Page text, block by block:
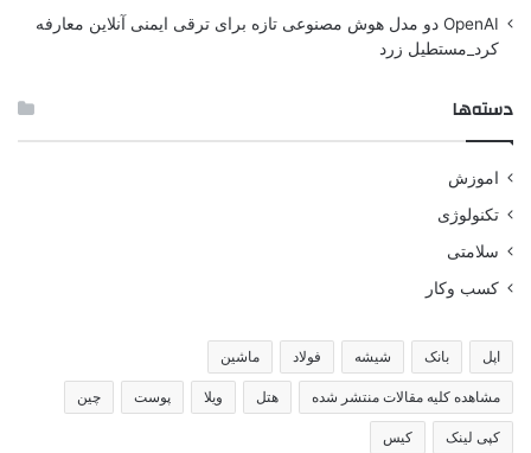
OpenAI دو مدل هوش مصنوعی تازه برای ترقی ایمنی آنلاین معارفه
کرد_مستطیل زرد
دسته‌ها
اموزش
تکنولوژی
سلامتی
کسب وکار
اپل بانک شیشه فولاد ماشین
مشاهده کلیه مقالات منتشر شده هتل ویلا پوست چین
کپی لینک کیس